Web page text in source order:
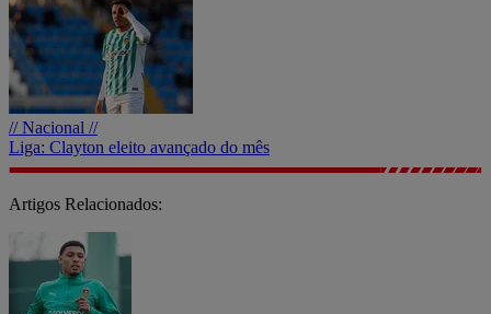
// Nacional //
Liga: Clayton eleito avançado do mês
Artigos Relacionados: